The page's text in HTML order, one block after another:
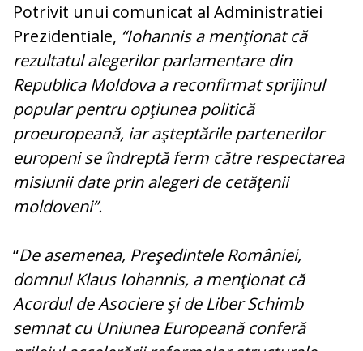
Potrivit unui comunicat al Administratiei
Prezidentiale, “Iohannis a menţionat că
rezultatul alegerilor parlamentare din
Republica Moldova a reconfirmat sprijinul
popular pentru opţiunea politică
proeuropeană, iar aşteptările partenerilor
europeni se îndreptă ferm către respectarea
misiunii date prin alegeri de cetăţenii
moldoveni”.
“De asemenea, Preşedintele României,
domnul Klaus Iohannis, a menţionat că
Acordul de Asociere şi de Liber Schimb
semnat cu Uniunea Europeană conferă